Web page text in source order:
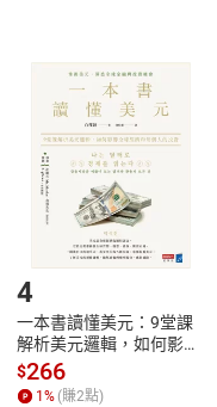
點選「瀏覽訂單明細」
貨。
付款方式
Payment
號，下載書籍後看書
4
一本書讀懂美元：9堂課
解析美元邏輯，如何影響
全球經濟和每個人的投資
【電子書】
$266
1% (賺2點)